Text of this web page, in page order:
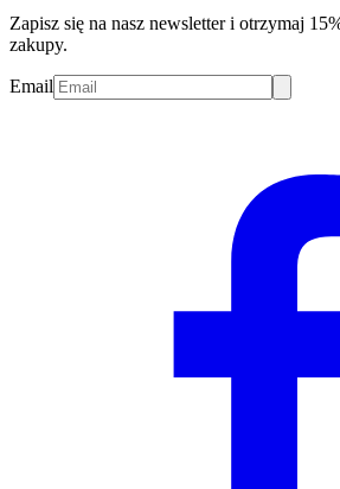
Zapisz się na nasz newsletter i otrzymaj
zakupy.
Email